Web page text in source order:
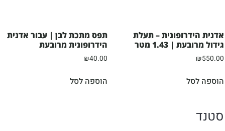
אדנית הידרופונית – תעלת
גידול מרובעת | 1.43 מטר
₪550.00
הוספה לסל
תפס מתכת לבן | עבור אדנית
הידרופונית מרובעת
₪40.00
הוספה לסל
סטנד